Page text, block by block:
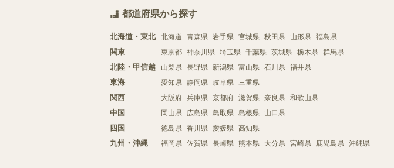
都道府県から探す
北海道・東北 北海道 青森県 岩手県 宮城県 秋田県 山形県 福島県
関東 東京都 神奈川県 埼玉県 千葉県 茨城県 栃木県 群馬県
北陸・甲信越 山梨県 長野県 新潟県 富山県 石川県 福井県
東海 愛知県 静岡県 岐阜県 三重県
関西 大阪府 兵庫県 京都府 滋賀県 奈良県 和歌山県
中国 岡山県 広島県 鳥取県 島根県 山口県
四国 徳島県 香川県 愛媛県 高知県
九州・沖縄 福岡県 佐賀県 長崎県 熊本県 大分県 宮崎県 鹿児島県 沖縄県